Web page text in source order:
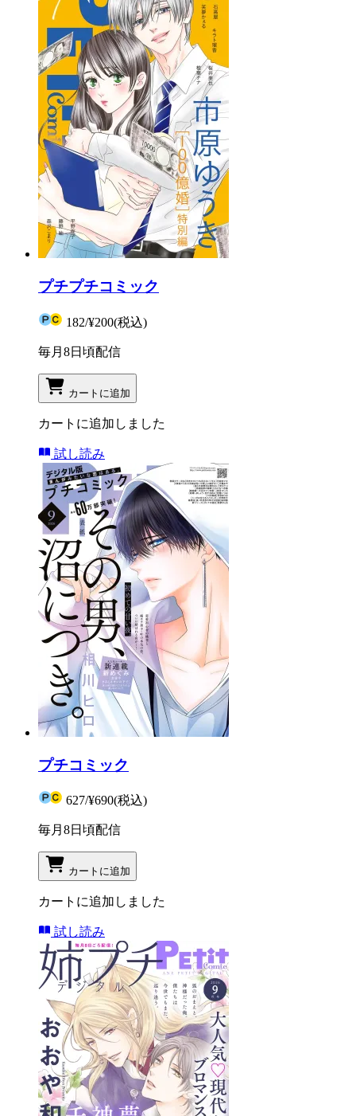
プチプチコミック
182/¥200(税込)
毎月8日頃配信
カートに追加
カートに追加しました
試し読み
プチコミック
627/¥690(税込)
毎月8日頃配信
カートに追加
カートに追加しました
試し読み